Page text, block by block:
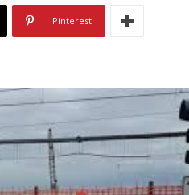
Pinterest